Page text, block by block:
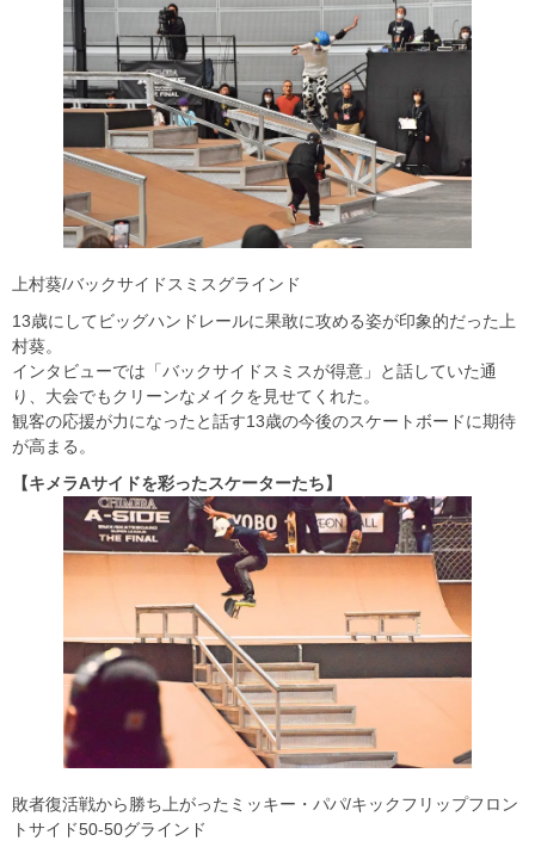
上村葵/バックサイドスミスグラインド
13歳にしてビッグハンドレールに果敢に攻める姿が印象的だった上
村葵。
インタビューでは「バックサイドスミスが得意」と話していた通
り、大会でもクリーンなメイクを見せてくれた。
観客の応援が力になったと話す13歳の今後のスケートボードに期待
が高まる。
【キメラAサイドを彩ったスケーターたち】
敗者復活戦から勝ち上がったミッキー・パパ/キックフリップフロン
トサイド50-50グラインド